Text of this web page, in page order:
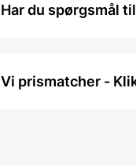
Har du spørgsmål
Vi prismatcher -